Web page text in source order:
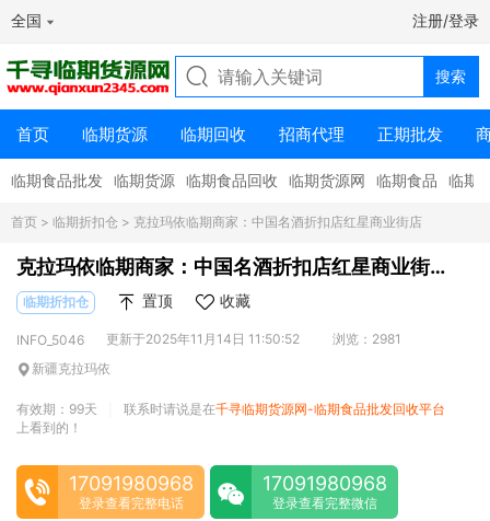
全国 注册/登录
首页 临期货源 临期回收 招商代理 正期批发
临期食品批发 临期货源 临期食品回收 临期货源网 临期食品 临期
首页 > 临期折扣仓 > 克拉玛依临期商家：中国名酒折扣店红星商业街店
克拉玛依临期商家：中国名酒折扣店红星商业街
店
临期折扣仓 置顶 收藏
INFO_5046 更新于2025年11月14日 11:50:52
浏览：2981
新疆克拉玛依
有效期：99天 联系时请说是在千寻临期货源网-临期食品批发回收平台
上看到的！
17091980968
登录查看完整电话
17091980968
登录查看完整微信